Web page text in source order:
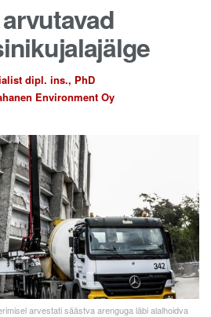
dipl. ins., PhD
Environment Oy
arvestati säästva arenguga läbi alalhoidva